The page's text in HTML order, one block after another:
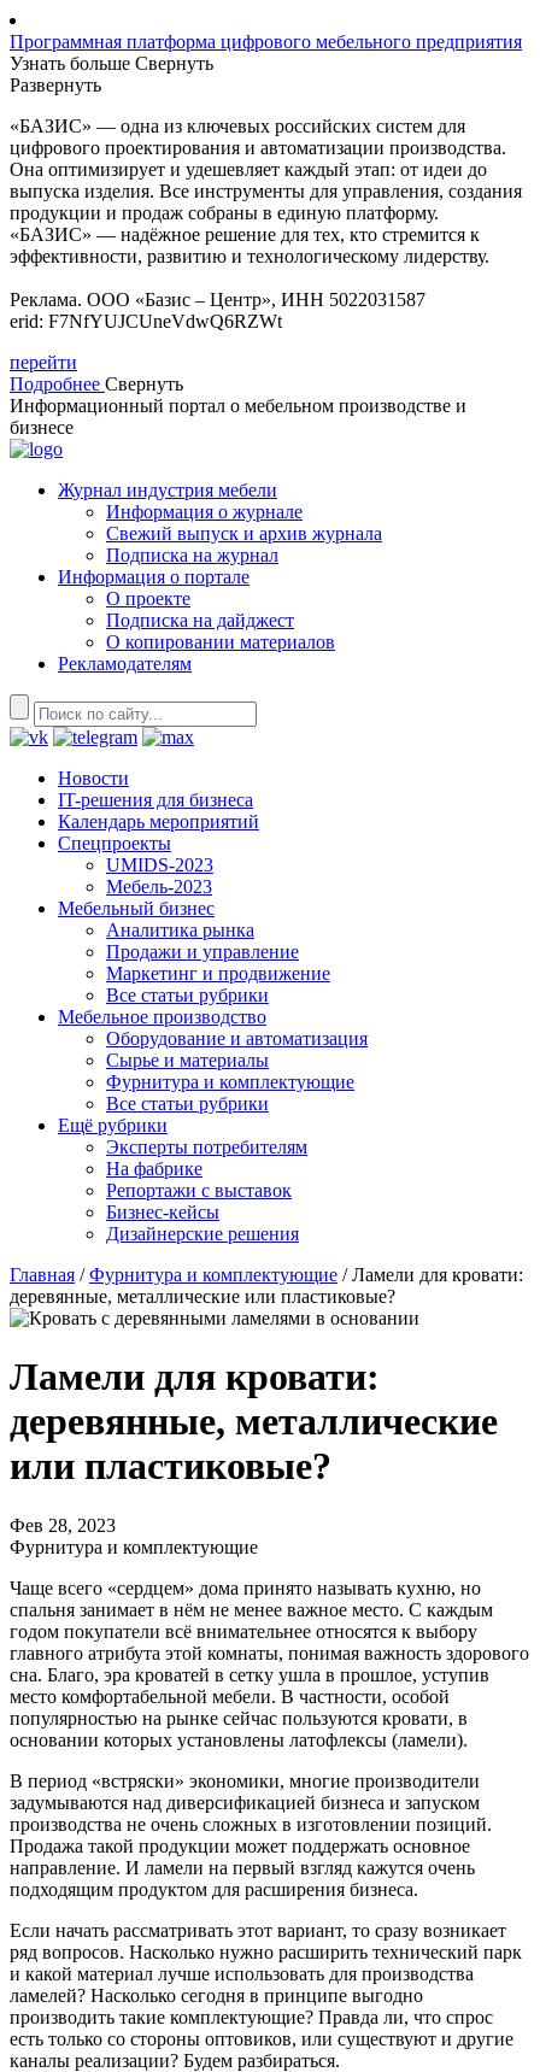
Программная платформа цифрового мебельного предприятия
Узнать больше Свернуть
Развернуть
«БАЗИС» — одна из ключевых российских систем для
цифрового проектирования и автоматизации производства.
Она оптимизирует и удешевляет каждый этап: от идеи до
выпуска изделия. Все инструменты для управления, создания
продукции и продаж собраны в единую платформу.
«БАЗИС» — надёжное решение для тех, кто стремится к
эффективности, развитию и технологическому лидерству.
Реклама. ООО «Базис – Центр», ИНН 5022031587
erid: F7NfYUJCUneVdwQ6RZWt
перейти
Подробнее Свернуть
Информационный портал о мебельном производстве и
бизнесе
Журнал индустрия мебели
Информация о журнале
Свежий выпуск и архив журнала
Подписка на журнал
Информация о портале
О проекте
Подписка на дайджест
О копировании материалов
Рекламодателям
Новости
IT-решения для бизнеса
Календарь мероприятий
Спецпроекты
UMIDS-2023
Мебель-2023
Мебельный бизнес
Аналитика рынка
Продажи и управление
Маркетинг и продвижение
Все статьи рубрики
Мебельное производство
Оборудование и автоматизация
Сырье и материалы
Фурнитура и комплектующие
Все статьи рубрики
Ещё рубрики
Эксперты потребителям
На фабрике
Репортажи с выставок
Бизнес-кейсы
Дизайнерские решения
Главная /Фурнитура и комплектующие /Ламели для кровати:
деревянные, металлические или пластиковые?
Ламели для кровати:
деревянные, металлические
или пластиковые?
Фев 28, 2023
Фурнитура и комплектующие
Чаще всего «сердцем» дома принято называть кухню, но
спальня занимает в нём не менее важное место. С каждым
годом покупатели всё внимательнее относятся к выбору
главного атрибута этой комнаты, понимая важность здорового
сна. Благо, эра кроватей в сетку ушла в прошлое, уступив
место комфортабельной мебели. В частности, особой
популярностью на рынке сейчас пользуются кровати, в
основании которых установлены латофлексы (ламели).
В период «встряски» экономики, многие производители
задумываются над диверсификацией бизнеса и запуском
производства не очень сложных в изготовлении позиций.
Продажа такой продукции может поддержать основное
направление. И ламели на первый взгляд кажутся очень
подходящим продуктом для расширения бизнеса.
Если начать рассматривать этот вариант, то сразу возникает
ряд вопросов. Насколько нужно расширить технический парк
и какой материал лучше использовать для производства
ламелей? Насколько сегодня в принципе выгодно
производить такие комплектующие? Правда ли, что спрос
есть только со стороны оптовиков, или существуют и другие
каналы реализации? Будем разбираться.